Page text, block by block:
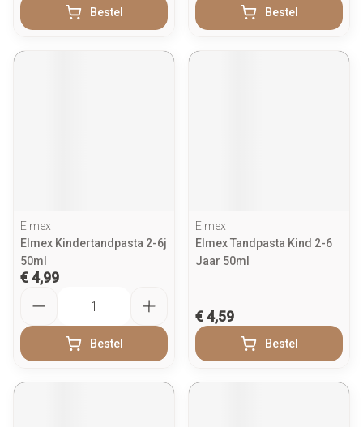
Bestel Bestel
Elmex
Elmex Kindertandpasta 2-6j
50ml
€ 4,99
Bestel
Elmex
Elmex Tandpasta Kind 2-6
Jaar 50ml
€ 4,59
Bestel